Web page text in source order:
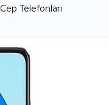
Cep Telefonları